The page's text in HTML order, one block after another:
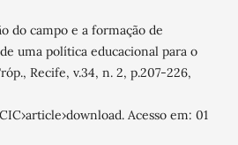
do campo e a formação de
uma política educacional para o
Recife, v.34, n. 2, p.207-226,
Acesso em: 01